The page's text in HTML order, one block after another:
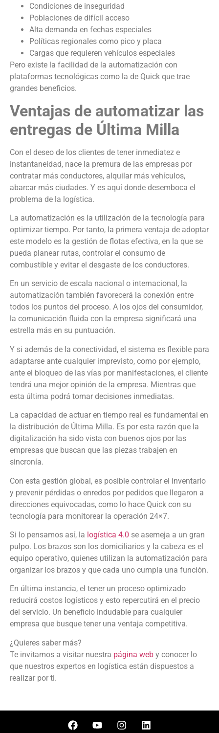
Condiciones de inseguridad
Poblaciones de difícil acceso
Alta demanda en fechas especiales
Políticas regionales como pico y placa
Cargas que requieren vehículos especiales
Pero existe la facilidad de la automatización con
plataformas tecnológicas como la de Quick que trae
grandes beneficios.
Ventajas de automatizar las
entregas de Última Milla
Con el deseo de los clientes de tener inmediatez e
instantaneidad, nace la premura de las empresas por
contratar más conductores, alquilar más vehículos,
abarcar más ciudades. Y es aquí donde desemboca el
problema de la logística.
La automatización es la utilización de la tecnología para
optimizar tiempo. Por tanto, la primera ventaja de adoptar
este modelo es la gestión de flotas efectiva, en la que se
pueda planear rutas, controlar el consumo de
combustible y evitar el desgaste de los conductores.
En un servicio de escala nacional o internacional, la
automatización también favorecerá la conexión entre
todos los puntos del proceso. A los ojos del consumidor,
la comunicación fluida con la empresa significará una
estrella más en su puntuación.
Y si además de la conectividad, el sistema es flexible para
adaptarse ante cualquier imprevisto, como por ejemplo,
ante el bloqueo de las vías por manifestaciones, el cliente
tendrá una mejor opinión de la empresa. Mientras que
esta última podrá tomar decisiones inmediatas.
La capacidad de actuar en tiempo real es fundamental en
la distribución de Última Milla. Es por esta razón que la
digitalización ha sido vista con buenos ojos por las
empresas que buscan que las piezas trabajen en
sincronía.
Con esta gestión global, es posible controlar el inventario
y prevenir pérdidas o enredos por pedidos que llegaron a
direcciones equivocadas, como lo hace Quick con su
tecnología para monitorear la operación 24×7.
Si lo pensamos así, la logística 4.0 se asemeja a un gran
pulpo. Los brazos son los domiciliarios y la cabeza es el
equipo operativo, quienes utilizan la automatización para
organizar los brazos y que cada uno cumpla una función.
En última instancia, el tener un proceso optimizado
reducirá costos logísticos y esto repercutirá en el precio
del servicio. Un beneficio indudable para cualquier
empresa que busque tener una ventaja competitiva.
¿Quieres saber más?
Te invitamos a visitar nuestra página web y conocer lo
que nuestros expertos en logística están dispuestos a
realizar por ti.